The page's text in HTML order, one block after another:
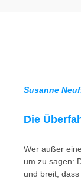
Susanne
Die
Wer außer
um zu sagen:
und breit,